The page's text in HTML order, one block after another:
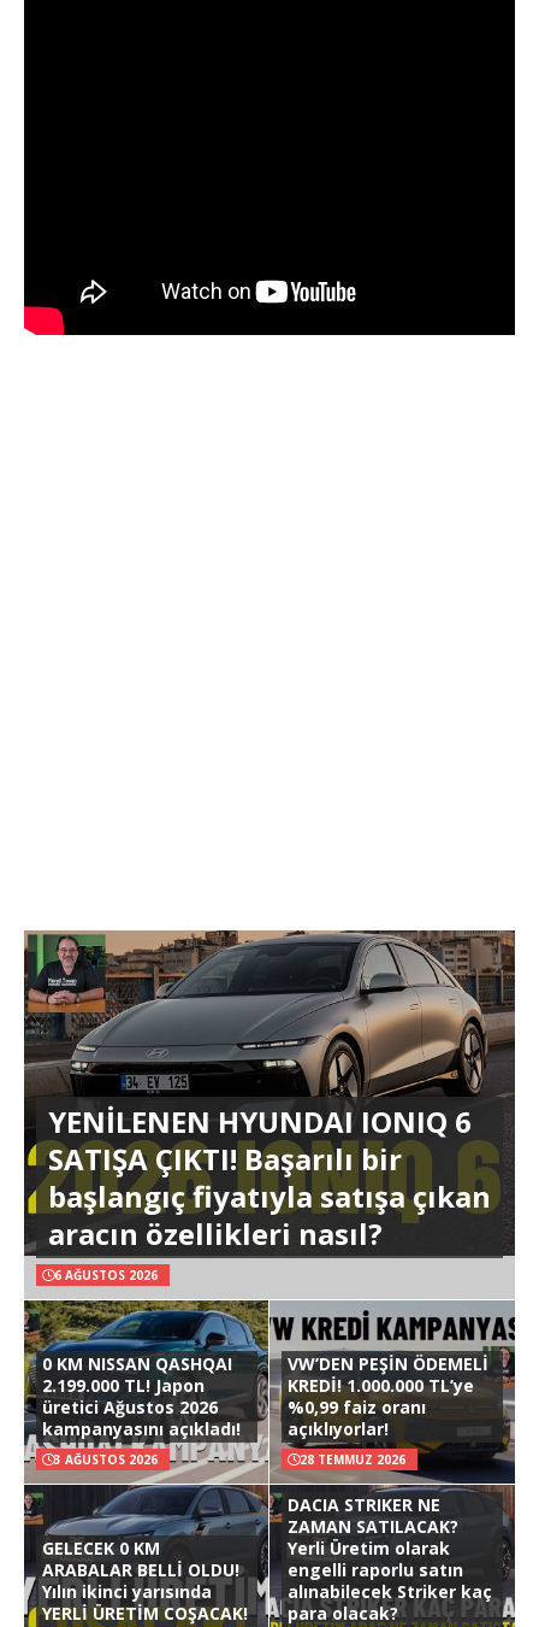
YENİLENEN HYUNDAI IONIQ 6
SATIŞA ÇIKTI! Başarılı bir
başlangıç fiyatıyla satışa çıkan
aracın özellikleri nasıl?
6 AĞUSTOS 2026
0 KM NISSAN QASHQAI
2.199.000 TL! Japon
üretici Ağustos 2026
kampanyasını açıkladı!
3 AĞUSTOS 2026
VW’DEN PEŞİN ÖDEMELİ
KREDİ! 1.000.000 TL’ye
%0,99 faiz oranı
açıklıyorlar!
28 TEMMUZ 2026
GELECEK 0 KM
ARABALAR BELLİ OLDU!
Yılın ikinci yarısında
YERLİ ÜRETİM COŞACAK!
DACIA STRIKER NE
ZAMAN SATILACAK?
Yerli Üretim olarak
engelli raporlu satın
alınabilecek Striker kaç
para olacak?